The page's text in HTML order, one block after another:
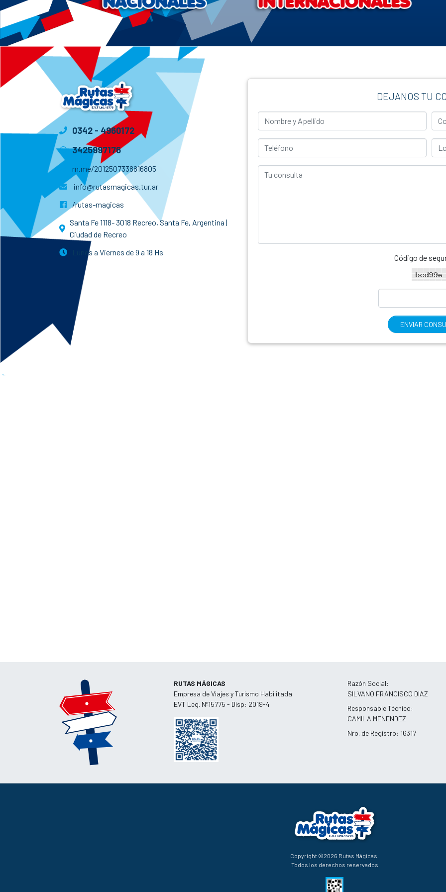
0342 - 4960172
3425997176
m.me/2012507338816805
info@rutasmagicas.tur.ar
/rutas-magicas
Santa Fe 1118- 3018 Recreo, Santa Fe, Argentina |
Ciudad de Recreo
Lunes a Viernes de 9 a 18 Hs
DEJANOS TU
Nombre y Apellido
Teléfono
Tu consulta
Código de
ENVIAR
RUTAS MÁGICAS
Empresa de Viajes y Turismo Habilitada
EVT Leg. Nº15775 - Disp: 2019-4
Razón Social:
SILVANO FRANCISCO DIAZ
Responsable Técnico:
CAMILA MENENDEZ
Nro. de Registro: 16317
Copyright ©2026 Rutas Mágicas.
Todos los derechos reservados